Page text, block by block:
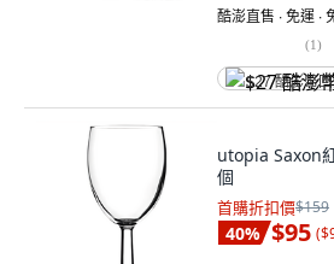
酷澎直售 ∙ 免運 ∙
(1)
$27 酷澎幣
utopia Saxon
個
首購折扣價$159
40% $95 (